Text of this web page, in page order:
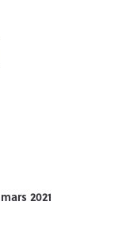
2021